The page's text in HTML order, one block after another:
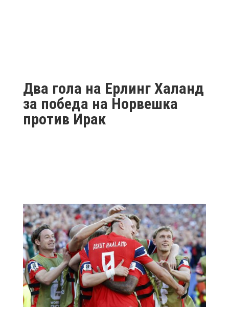
Два гола на Ерлинг Халанд
за победа на Норвешка
против Ирак